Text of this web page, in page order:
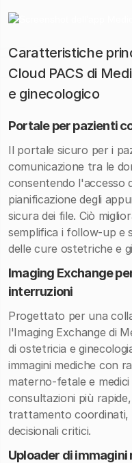
Caratteristiche
Cloud PACS di
e ginecologico
Portale per pazienti
Il portale sicuro per i
comunicazione tra le
consentendo l'accesso
pianificazione degli
sicura dei file. Ciò
semplifica i follow-up e
delle cure ostetriche e
Imaging Exchange
interruzioni
Progettato per una
l'Imaging Exchange di
di ostetricia e
immagini mediche con
materno-fetale e
consultazioni più
trattamento coordinati,
decisionali critici.
Uploader di